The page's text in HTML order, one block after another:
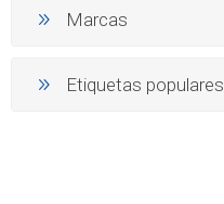
Marcas
Etiquetas populares